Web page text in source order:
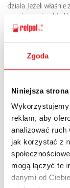
Zgoda
Niniejsza
reklam, aby
analizować ruch
jak korzystać z
mogą łączyć te
danymi od
działa. Jeżeli
serwisowaniu
odświeżyć sobie
zapraszam Cię do
Źródło:https://
Nowości